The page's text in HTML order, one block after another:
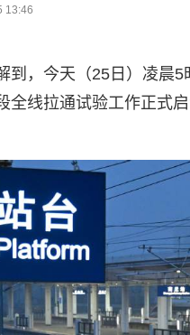
13:46
到，今天（25日）凌晨
全线拉通试验工作正式